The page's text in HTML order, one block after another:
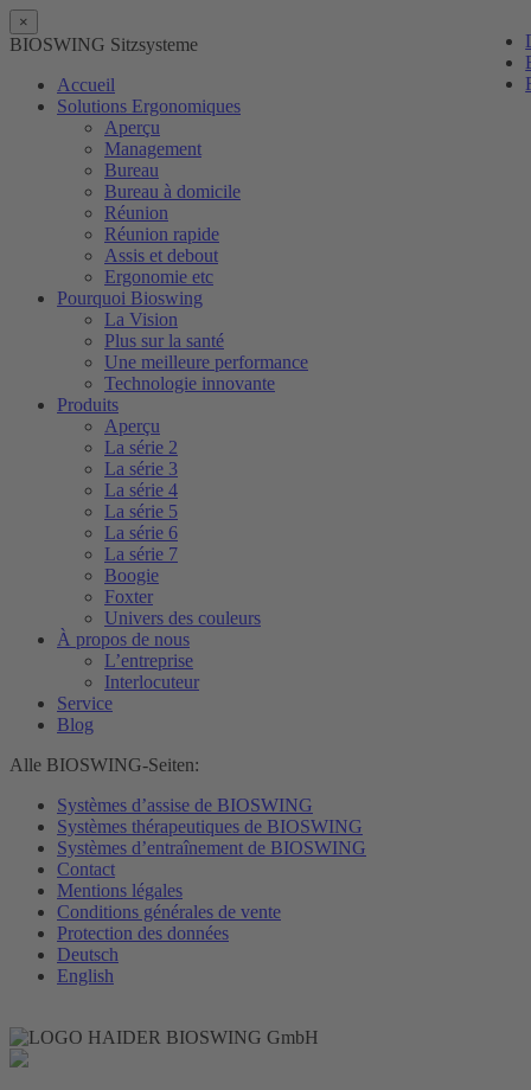
×
BIOSWING Sitzsysteme
Accueil
Solutions Ergonomiques
Aperçu
Management
Bureau
Bureau à domicile
Réunion
Réunion rapide
Assis et debout
Ergonomie etc
Pourquoi Bioswing
La Vision
Plus sur la santé
Une meilleure performance
Technologie innovante
Produits
Aperçu
La série 2
La série 3
La série 4
La série 5
La série 6
La série 7
Boogie
Foxter
Univers des couleurs
À propos de nous
L’entreprise
Interlocuteur
Service
Blog
Alle BIOSWING-Seiten:
Systèmes d’assise de BIOSWING
Systèmes thérapeutiques de BIOSWING
Systèmes d’entraînement de BIOSWING
Contact
Mentions légales
Conditions générales de vente
Protection des données
Deutsch
English